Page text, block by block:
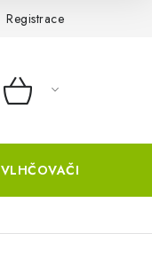
Registrace
NÁKUPNÍ